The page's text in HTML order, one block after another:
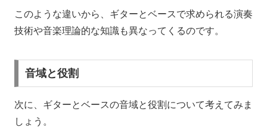
このような違いから、ギターとベースで求められる演奏
技術や音楽理論的な知識も異なってくるのです。
音域と役割
次に、ギターとベースの音域と役割について考えてみま
しょう。